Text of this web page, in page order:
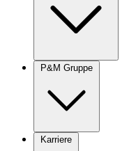
P&M Gruppe
Karriere